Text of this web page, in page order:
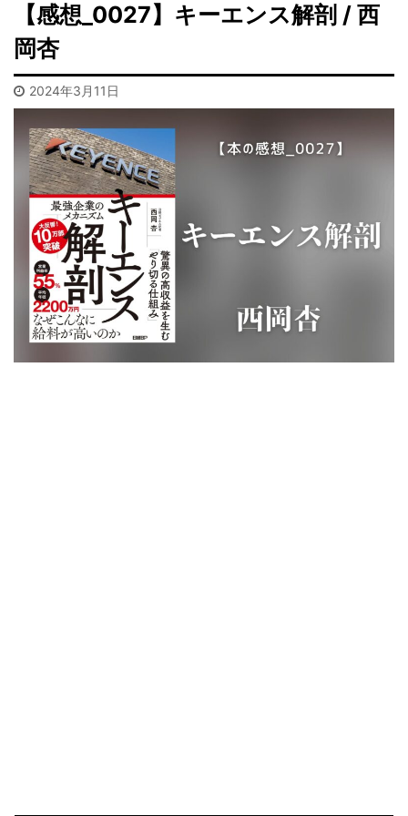
【感想_0027】キーエンス解剖 / 西
岡杏
2024年3月11日